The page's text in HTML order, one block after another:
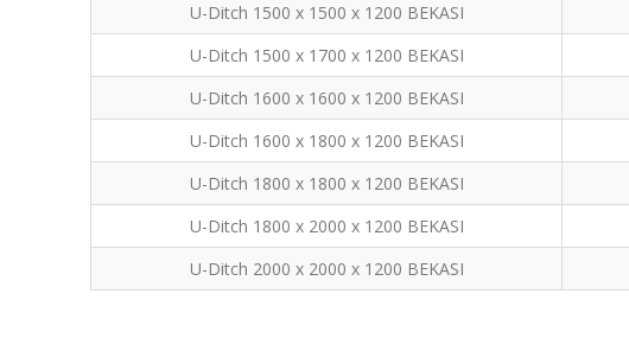
U-Ditch 1500 x 1500 x 1200 BEKASI
U-Ditch 1500 x 1700 x 1200 BEKASI
U-Ditch 1600 x 1600 x 1200 BEKASI
U-Ditch 1600 x 1800 x 1200 BEKASI
U-Ditch 1800 x 1800 x 1200 BEKASI
U-Ditch 1800 x 2000 x 1200 BEKASI
U-Ditch 2000 x 2000 x 1200 BEKASI